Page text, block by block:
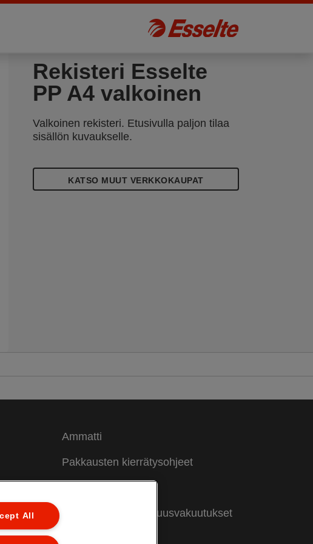
Rekisteri Esselte
PP A4 valkoinen
Valkoinen rekisteri. Etusivulla paljon tilaa
sisällön kuvaukselle.
KATSO MUUT VERKKOKAUPAT
Ammatti
Pakkausten kierrätysohjeet
Vaatimustenmukaisuusvakuutukset
All